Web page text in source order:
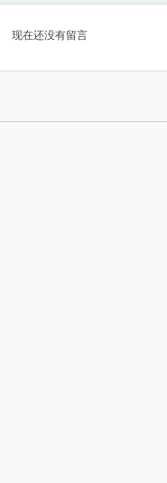
现在还没有留言